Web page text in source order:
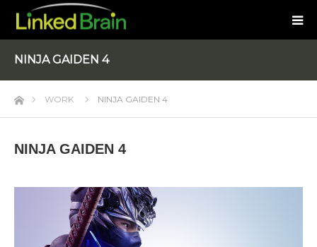
NINJA GAIDEN 4
ホームWORK NINJA GAIDEN 4
NINJA GAIDEN 4